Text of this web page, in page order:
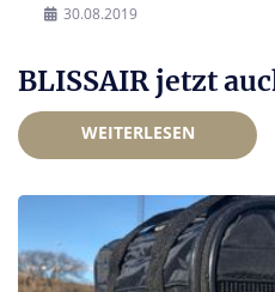
30.08.2019
BLISSAIR jetzt
WEITERLESEN